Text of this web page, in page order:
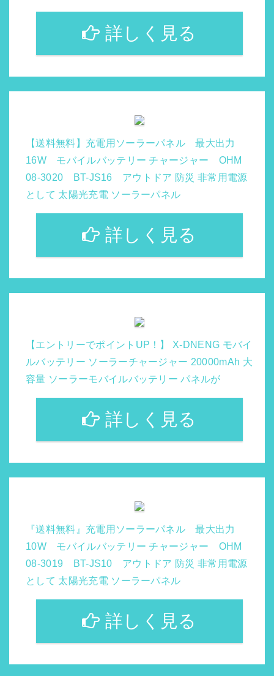
詳しく見る
【送料無料】充電用ソーラーパネル 最大出力
16W モバイルバッテリー チャージャー OHM
08-3020 BT-JS16 アウトドア 防災 非常用電源
として 太陽光充電 ソーラーパネル
詳しく見る
【エントリーでポイントUP！】 X-DNENG モバイ
ルバッテリー ソーラーチャージャー 20000mAh 大
容量 ソーラーモバイルバッテリー パネルが
詳しく見る
『送料無料』充電用ソーラーパネル 最大出力
10W モバイルバッテリー チャージャー OHM
08-3019 BT-JS10 アウトドア 防災 非常用電源
として 太陽光充電 ソーラーパネル
詳しく見る